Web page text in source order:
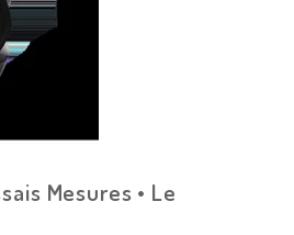
Mesures • Le